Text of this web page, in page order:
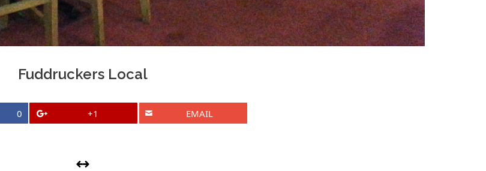
Fuddruckers Local
0 +1 EMAIL